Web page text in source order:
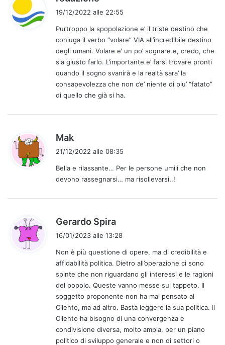
e
t
t
o
:
19/12/2022 alle 22:55
Purtroppo la spopolazione e’ il triste destino che
coniuga il verbo “volare” VIA all’incredibile destino
degli umani. Volare e’ un po’ sognare e, credo, che
sia giusto farlo. L’importante e’ farsi trovare pronti
quando il sogno svanirà e la realtà sara’ la
consapevolezza che non c’e’ niente di piu’ “fatato”
di quello che già si ha.
Mak
e
t
21/12/2022 alle 08:35
Bella e rilassante… Per le persone umili che non
devono rassegnarsi… ma risollevarsi..!
Gerardo Spira
e
t
t
o
:
16/01/2023 alle 13:28
Non è più questione di opere, ma di credibilità e
affidabilità politica. Dietro all’operazione ci sono
spinte che non riguardano gli interessi e le ragioni
del popolo. Queste vanno messe sul tappeto. Il
soggetto proponente non ha mai pensato al
Cilento, ma ad altro. Basta leggere la sua politica. Il
Cilento ha bisogno di una convergenza e
condivisione diversa, molto ampia, per un piano
politico di sviluppo generale e non di settori o